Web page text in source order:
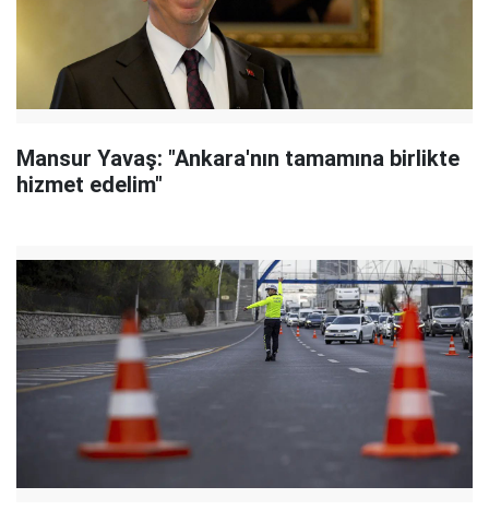
Mansur Yavaş: "Ankara'nın tamamına birlikte
hizmet edelim"